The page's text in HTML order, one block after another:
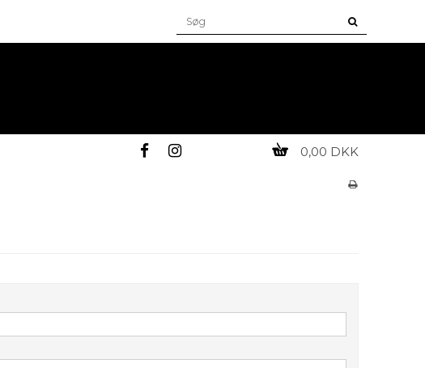
0,00 DKK